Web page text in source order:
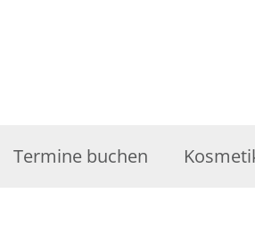
Termine buchen